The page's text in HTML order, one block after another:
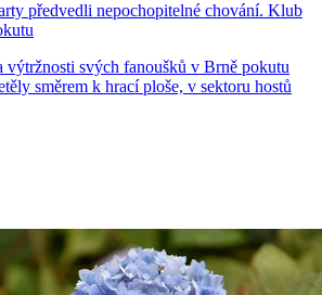
předvedli nepochopitelné chování. Klub
výtržnosti svých fanoušků v Brně pokutu
směrem k hrací ploše, v sektoru hostů